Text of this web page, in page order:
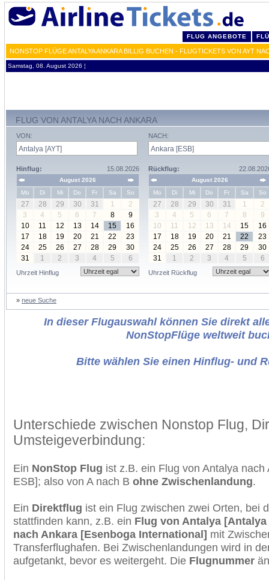
FLUG ANGEBOTE
NONSTOP FLÜGE ANTALYA ANKARA BILLIG BUCHEN - FLUGTICKETS VON AYT
Samstag, 08. August 2026 ¦
FLUG VON ANTALYA NACH ANKARA
VON:
Hinflug: 15.08.2026
August 2026
Mo
Di Mi Do Fr Sa So
27 28 29 30 31 1
2
3
4 5 6 7 8
9
10
11 12 13 14 15
16
17
18 19 20 21 22
23
24
25 26 27 28 29
30
31
1 2 3 4 5 6
Uhrzeit Hinflug
NACH:
Rückflug:
August 2026
Mo
Di Mi Do Fr Sa So
27 28 29 30 31 1
2
3
4 5 6 7 8
9
10
11 12 13 14 15
16
17
18 19 20 21 22
23
24
25 26 27 28 29
30
31
1 2 3 4 5 6
Uhrzeit Rückflug
» neue Suche
In dieser Flugauswahl können Sie direkt
NonStopFlüge weltweit
Bitte wählen Sie einen Hinflug- und
Unterschiede zwischen Nonstop Flug,
Umsteigeverbindung:
Ein NonStop Flug ist z.B. ein Flug von Antalya nach
ESB]; also von A nach B ohne Zwischenlandung.
Ein Direktflug ist ein Flug zwischen zwei Orten, bei
stattfinden kann, z.B. ein Flug von Antalya
nach Ankara [Esenboga International] mit
Transferflughafen. Bei Zwischenlandungen wird in
aufgetankt, bevor es weitergeht. Die Flugnummer